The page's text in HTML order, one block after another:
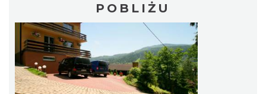
POBLIŻU